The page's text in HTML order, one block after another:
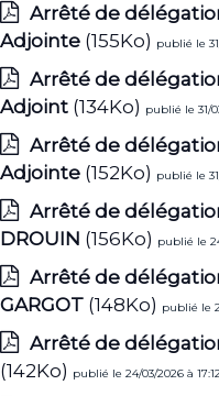
Arrêté de
Adjointe (155Ko) publié le
Arrêté de
Adjoint (134Ko) publié le 31/
Arrêté de
Adjointe (152Ko) publié le
Arrêté de
DROUIN (156Ko) publié le
Arrêté de
GARGOT (148Ko) publié le
Arrêté de
(142Ko) publié le 24/03/2026 à